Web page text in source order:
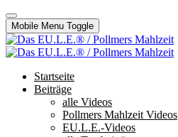
Mobile Menu Toggle
Startseite
Beiträge
alle Videos
Pollmers Mahlzeit Videos
EU.L.E.-Videos